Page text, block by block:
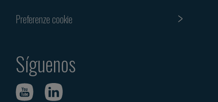
Preferenze cookie
Síguenos